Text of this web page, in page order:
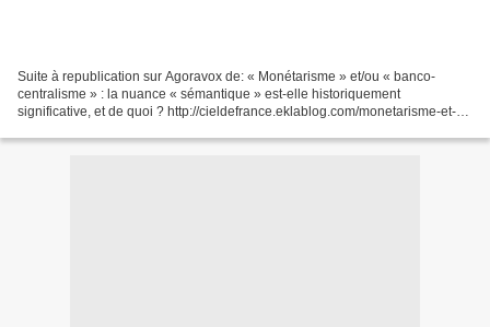
Suite à republication sur Agoravox de: « Monétarisme » et/ou « banco-
centralisme » : la nuance « sémantique » est-elle historiquement
significative, et de quoi ? http://cieldefrance.eklablog.com/monetarisme-et-